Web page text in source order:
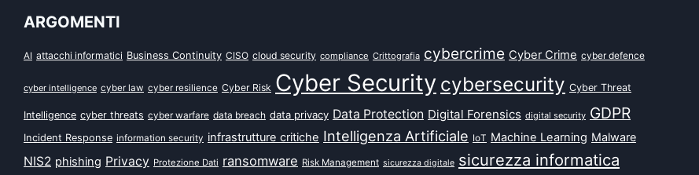
ARGOMENTI
AI attacchi informatici Business Continuity CISO cloud security compliance Crittografia cybercrime Cyber Crime cyber defence
cyber intelligence cyber law cyber resilience Cyber Risk Cyber Security cybersecurity Cyber Threat
Intelligence cyber threats cyber warfare data breach data privacy Data Protection Digital Forensics digital security GDPR
Incident Response information security infrastrutture critiche Intelligenza Artificiale IoT Machine Learning Malware
NIS2 phishing Privacy Protezione Dati ransomware Risk Management sicurezza digitale sicurezza informatica